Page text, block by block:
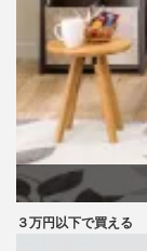
３万円以下で買える